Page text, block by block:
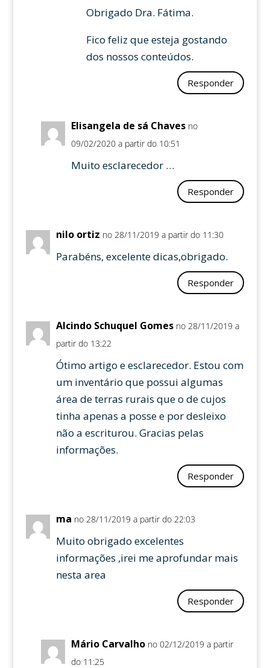
Obrigado Dra. Fátima.
Fico feliz que esteja gostando
dos nossos conteúdos.
Responder
Elisangela de sá Chaves no
09/02/2020 a partir do 10:51
Muito esclarecedor …
Responder
nilo ortiz no 28/11/2019 a partir do 11:30
Parabéns, excelente dicas,obrigado.
Responder
Alcindo Schuquel Gomes no 28/11/2019 a
partir do 13:22
Ótimo artigo e esclarecedor. Estou com
um inventário que possui algumas
área de terras rurais que o de cujos
tinha apenas a posse e por desleixo
não a escriturou. Gracias pelas
informações.
Responder
ma no 28/11/2019 a partir do 22:03
Muito obrigado excelentes
informações ,irei me aprofundar mais
nesta area
Responder
Mário Carvalho no 02/12/2019 a partir
do 11:25